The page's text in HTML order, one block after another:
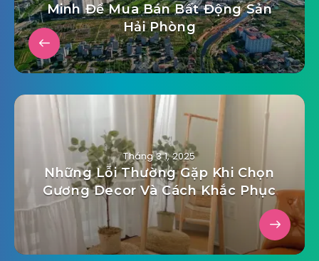
Minh Để Mua Bán Bất Động Sản
Hải Phòng
Tháng 3 1, 2025
Những Lỗi Thường Gặp Khi Chọn
Gương Decor Và Cách Khắc Phục